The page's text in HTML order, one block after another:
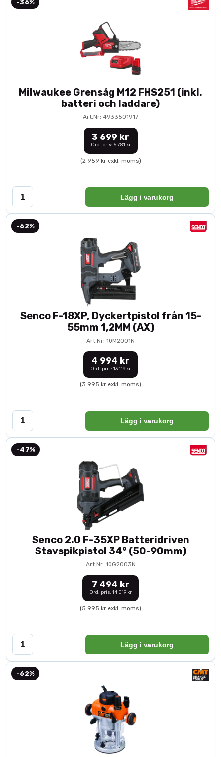
-36%
Milwaukee Grensåg M12 FHS251 (inkl.
batteri och laddare)
Art.Nr: 4933501917
3 699 kr
Ord. pris: 5 781 kr
(2 959 kr exkl. moms)
Lägg i varukorg
-62%
Senco F-18XP, Dyckertpistol från 15-
55mm 1,2MM (AX)
Art.Nr: 10M2001N
4 994 kr
Ord. pris: 13 119 kr
(3 995 kr exkl. moms)
Lägg i varukorg
-47%
Senco 2.0 F-35XP Batteridriven
Stavspikpistol 34° (50-90mm)
Art.Nr: 10G2003N
7 494 kr
Ord. pris: 14 019 kr
(5 995 kr exkl. moms)
Lägg i varukorg
-62%